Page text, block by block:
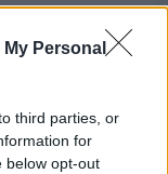
Personal
third parties, or
for
below opt-out